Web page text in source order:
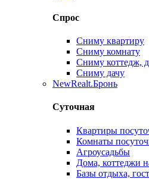
Спрос
Сниму квартиру
Сниму комнату
Сниму коттедж,
Сниму дачу
NewRealt.Бронь
Суточная
Квартиры
Комнаты
Агроусадьбы
Дома, коттеджи
Базы отдыха,